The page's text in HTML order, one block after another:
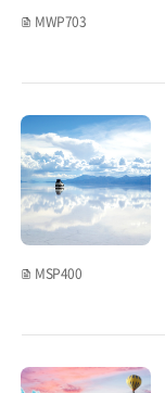
MWP703
MSP400